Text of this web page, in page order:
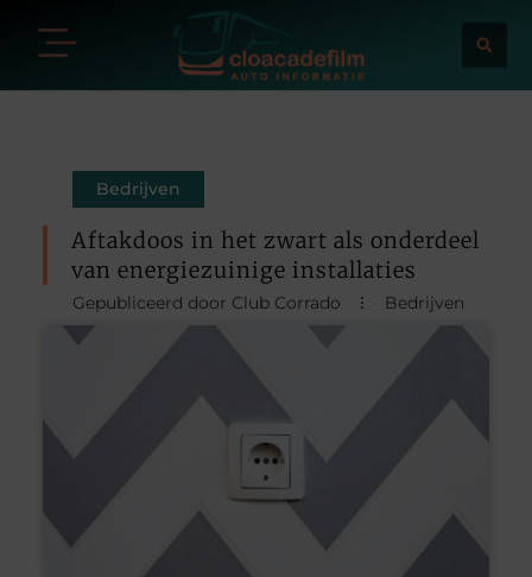
Bedrijven
Aftakdoos in het zwart als onderdeel
van energiezuinige installaties
Gepubliceerd door Club Corrado Bedrijven